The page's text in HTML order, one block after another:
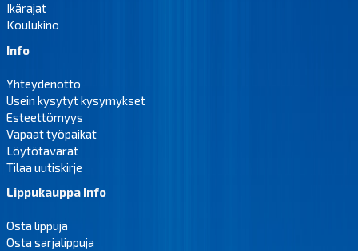
Ikärajat
Koulukino
Info
Yhteydenotto
Usein kysytyt kysymykset
Esteettömyys
Vapaat työpaikat
Löytötavarat
Tilaa uutiskirje
Lippukauppa Info
Osta lippuja
Osta sarjalippuja